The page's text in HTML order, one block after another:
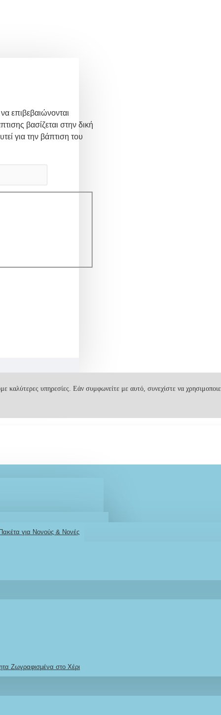
επιβεβαιώνονται
βασίζεται στην δική
για την βάπτιση του
υπηρεσίες. Εάν συμφωνείτε με αυτό, συνεχίστε να
για Νονούς & Νονές
Ζωγραφισμένα στο Χέρι
Για το προϊόν